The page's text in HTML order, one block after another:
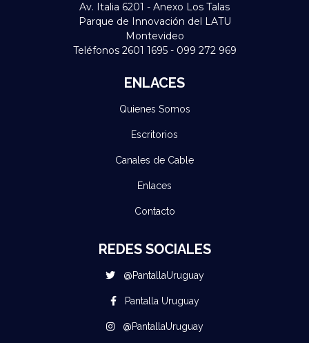
Av. Italia 6201 - Anexo Los Talas
Parque de Innovación del LATU
Montevideo
Teléfonos 2601 1695 - 099 272 969
ENLACES
Quienes Somos
Escritorios
Canales de Cable
Enlaces
Contacto
REDES SOCIALES
@PantallaUruguay
Pantalla Uruguay
@PantallaUruguay